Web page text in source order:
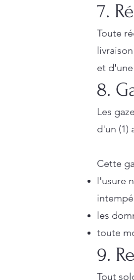
7.
Toute
et
8.
Les
d'un (1)
Cette
l'usure
les
toute
9.
Tout